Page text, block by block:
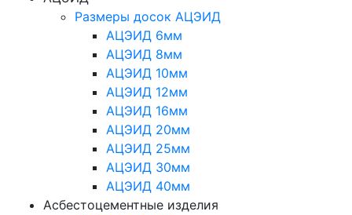
Размеры досок АЦЭИД
АЦЭИД 6мм
АЦЭИД 8мм
АЦЭИД 10мм
АЦЭИД 12мм
АЦЭИД 16мм
АЦЭИД 20мм
АЦЭИД 25мм
АЦЭИД 30мм
АЦЭИД 40мм
Асбестоцементные изделия